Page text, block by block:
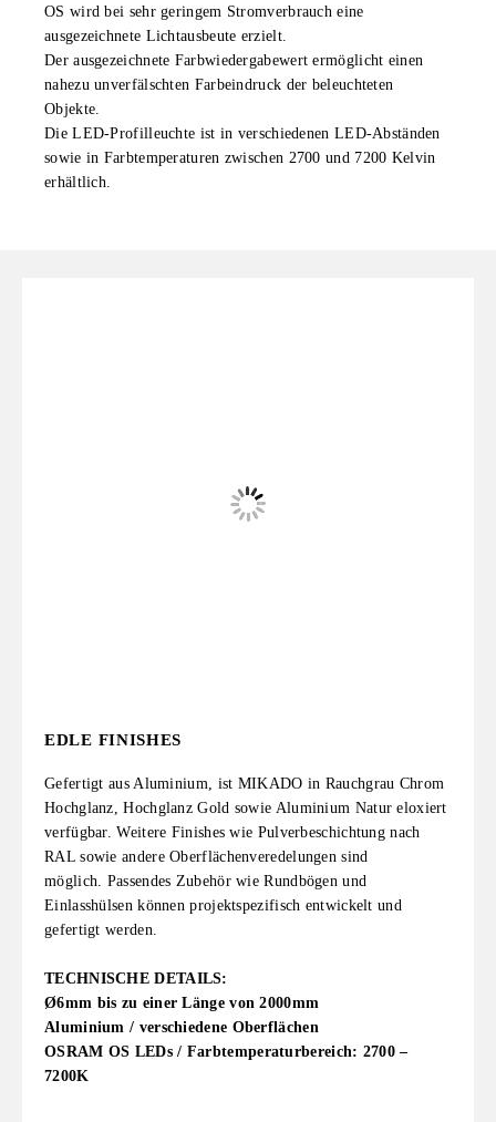
OS wird bei sehr geringem Stromverbraucheine
ausgezeichnete Lichtausbeute erzielt.
Der ausgezeichnete Farbwiedergabewert ermöglicht einen
nahezuunverfälschten Farbeindruck der beleuchteten
Objekte.
Die LED-Profilleuchte ist in verschiedenen LED-Abständen
sowie in Farbtemperaturen zwischen 2700 und 7200 Kelvin
erhältlich.
EDLE FINISHES
Gefertigt aus Aluminium, ist MIKADO in Rauchgrau Chrom
Hochglanz, Hochglanz Gold sowie Aluminium Natur eloxiert
verfügbar.Weitere Finishes wie Pulverbeschichtung nach
RAL sowie andere Oberflächenveredelungen sind
möglich. Passendes Zubehör wie Rundbögen und
Einlasshülsen können projektspezifisch entwickelt und
gefertigt werden.
TECHNISCHE DETAILS:
Ø6mm bis zu einer Länge von 2000mm
Aluminium / verschiedene Oberflächen
OSRAM OS LEDs / Farbtemperaturbereich: 2700 –
7200K